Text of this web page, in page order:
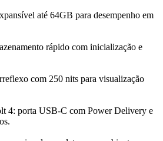
até 64GB para desempenho em
rápido com inicialização e
com 250 nits para visualização
4: porta USB-C com Power Delivery e